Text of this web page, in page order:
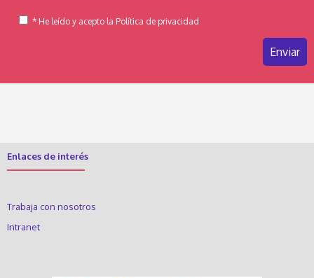
* He leído y acepto la Política de privacidad
Enlaces de interés
Trabaja con nosotros
Intranet